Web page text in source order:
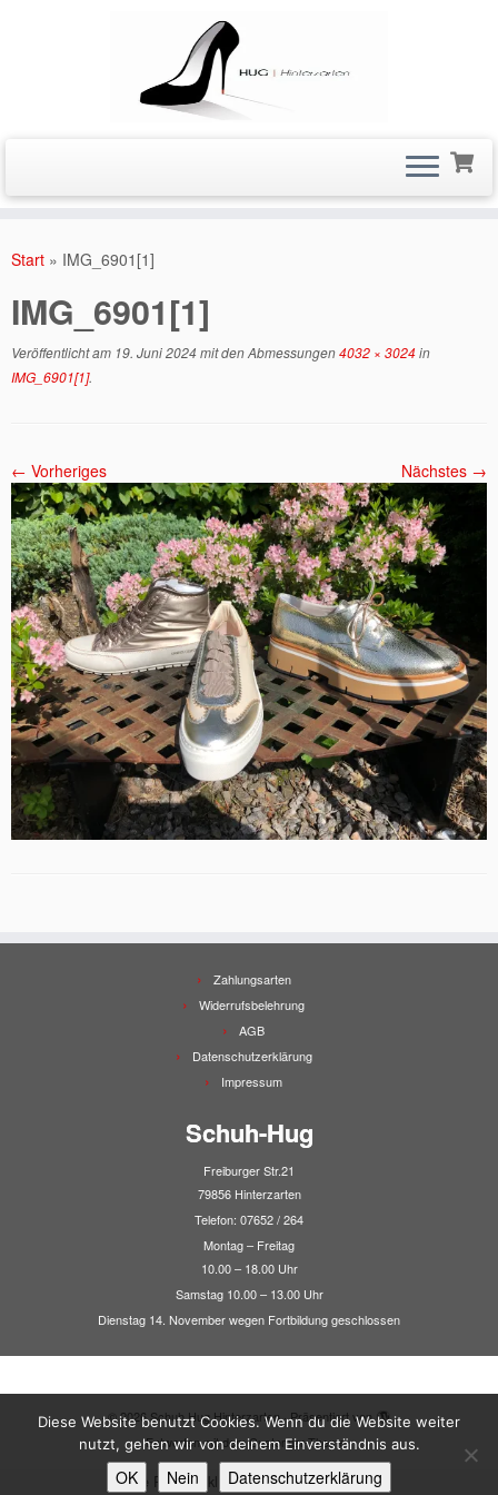
Inhalt
Start » IMG_6901[1]
IMG_6901[1]
Veröffentlicht am 19. Juni 2024mit den Abmessungen4032 × 3024in
IMG_6901[1].
← Vorheriges Nächstes →
Zahlungsarten
Widerrufsbelehrung
AGB
Datenschutzerklärung
Impressum
Schuh-Hug
Freiburger Str.21
79856 Hinterzarten
Telefon: 07652 / 264
Montag – Freitag
10.00 – 18.00 Uhr
Samstag 10.00 – 13.00 Uhr
Dienstag 14. November wegen Fortbildung geschlossen
·© 2026 Schuh Hug Hinterzarten·Präsentiert von
·
Entworfen mit demCustomizr-Theme·
Alle Preise inkl. der gesetzlichen MwSt.
Diese Website benutzt Cookies. Wenn du die Website weiter
nutzt, gehen wir von deinem Einverständnis aus.
OK Nein Datenschutzerklärung